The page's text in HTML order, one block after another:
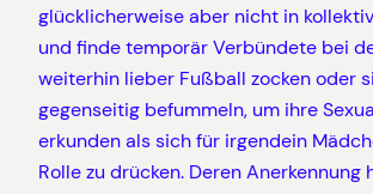
glücklicherweise aber nicht in
und finde temporär Verbündete bei
weiterhin lieber Fußball zocken oder
gegenseitig befummeln, um ihre
erkunden als sich für irgendein
Rolle zu drücken. Deren Anerkennung